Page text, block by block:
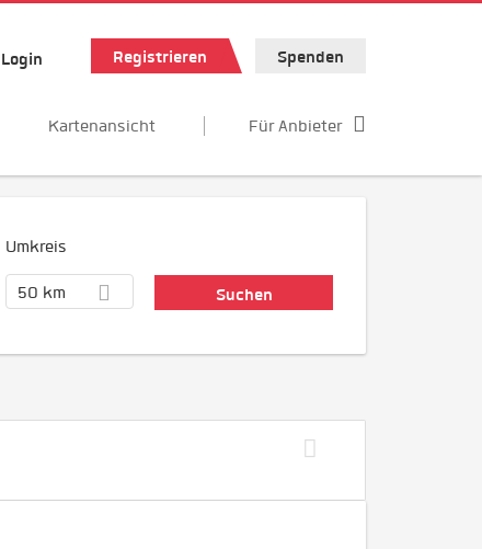
Login Registrieren Spenden
Kartenansicht Für Anbieter
Umkreis
50 km